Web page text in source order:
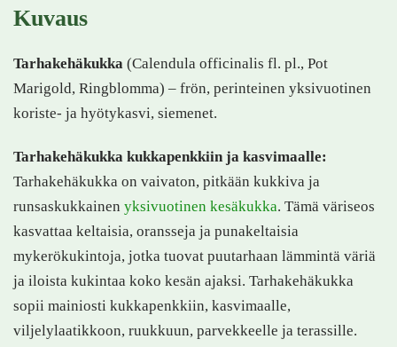
Kuvaus
Tarhakehäkukka (Calendula officinalis fl. pl., Pot
Marigold, Ringblomma) – frön, perinteinen yksivuotinen
koriste- ja hyötykasvi, siemenet.
Tarhakehäkukka kukkapenkkiin ja kasvimaalle:
Tarhakehäkukka on vaivaton, pitkään kukkiva ja
runsaskukkainen yksivuotinen kesäkukka. Tämä väriseos
kasvattaa keltaisia, oransseja ja punakeltaisia
mykerökukintoja, jotka tuovat puutarhaan lämmintä väriä
ja iloista kukintaa koko kesän ajaksi. Tarhakehäkukka
sopii mainiosti kukkapenkkiin, kasvimaalle,
viljelylaatikkoon, ruukkuun, parvekkeelle ja terassille.